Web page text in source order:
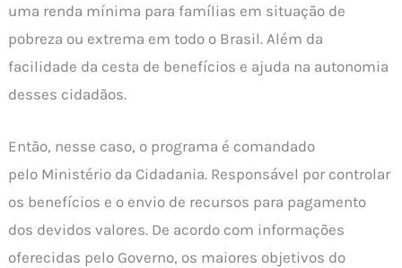
uma renda mínima para famílias em situação de
pobreza ou extrema em todo o Brasil. Além da
facilidade da cesta de benefícios e ajuda na autonomia
desses cidadãos.
Então, nesse caso, o programa é comandado
pelo Ministério da Cidadania. Responsável por controlar
os benefícios e o envio de recursos para pagamento
dos devidos valores. De acordo com informações
oferecidas pelo Governo, os maiores objetivos do